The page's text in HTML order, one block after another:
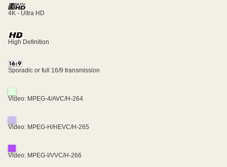
4K - Ultra HD
High Definition
Sporadic or full 16/9 transmission
Video: MPEG-4/AVC/H-264
Video: MPEG-H/HEVC/H-265
Video: MPEG-I/VVC/H-266